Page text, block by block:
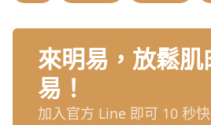
來明易，放鬆肌
易！
加入官方 Line 即可 10 秒